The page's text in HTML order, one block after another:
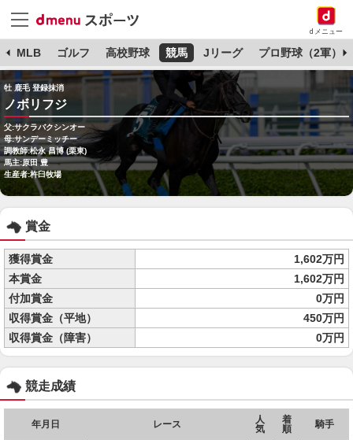
dメニュー
MLB ゴルフ 高校野球 競馬 Jリーグ プロ野球（2軍）
牡 鹿毛 登録抹消
ノボリフジ
父:サクラバクシンオー
母:サンデーミッチー
調教師:松永 昌博 (栗東)
馬主:原田 豊
生産者:杵臼牧場
賞金
獲得賞金
1,602万円
本賞金
1,602万円
付加賞金
0万円
収得賞金（平地）
450万円
収得賞金（障害）
0万円
競走成績
年月日 レース
人
気
着
順
騎手